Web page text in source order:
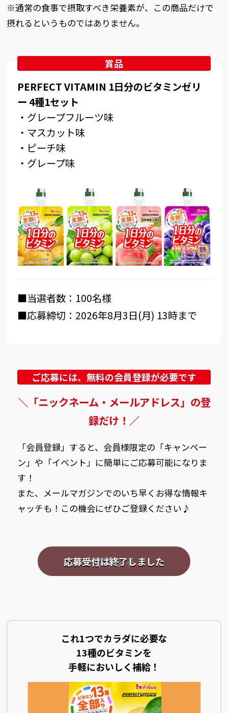
※通常の食事で摂取すべき栄養素が、この商品だけで
摂れるというものではありません。
賞品
PERFECT VITAMIN 1日分のビタミンゼリ
ー 4種1セット
・グレープフルーツ味
・マスカット味
・ピーチ味
・グレープ味
■当選者数：100名様
■応募締切：2026年8月3日(月) 13時まで
ご応募には、無料の会員登録が必要です
＼「ニックネーム・メールアドレス」の登
録だけ！／
「会員登録」すると、会員様限定の「キャンペー
ン」や「イベント」に簡単にご応募可能になりま
す！
また、メールマガジンでのいち早くお得な情報キ
ャッチも！この機会にぜひご登録ください♪
応募する
これ1つでカラダに必要な
13種のビタミンを
手軽においしく補給！